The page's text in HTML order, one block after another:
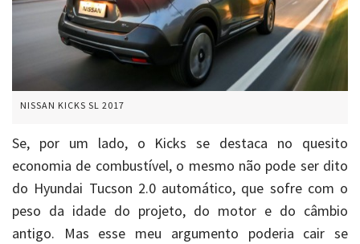
NISSAN KICKS SL 2017
Se, por um lado, o Kicks se destaca no quesito
economia de combustível, o mesmo não pode ser dito
do Hyundai Tucson 2.0 automático, que sofre com o
peso da idade do projeto, do motor e do câmbio
antigo. Mas esse meu argumento poderia cair se